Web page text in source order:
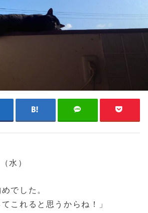
水）
でした。
これると思うからね！」